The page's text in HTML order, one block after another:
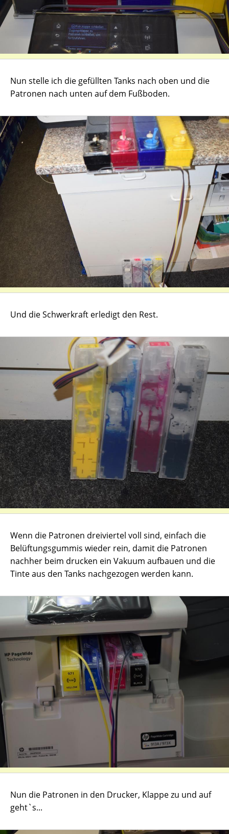
Nun stelle ich die gefüllten Tanks nach oben und die
Patronen nach unten auf dem Fußboden.
Und die Schwerkraft erledigt den Rest.
Wenn die Patronen dreiviertel voll sind, einfach die
Belüftungsgummis wieder rein, damit die Patronen
nachher beim drucken ein Vakuum aufbauen und die
Tinte aus den Tanks nachgezogen werden kann.
Nun die Patronen in den Drucker, Klappe zu und auf
geht`s...